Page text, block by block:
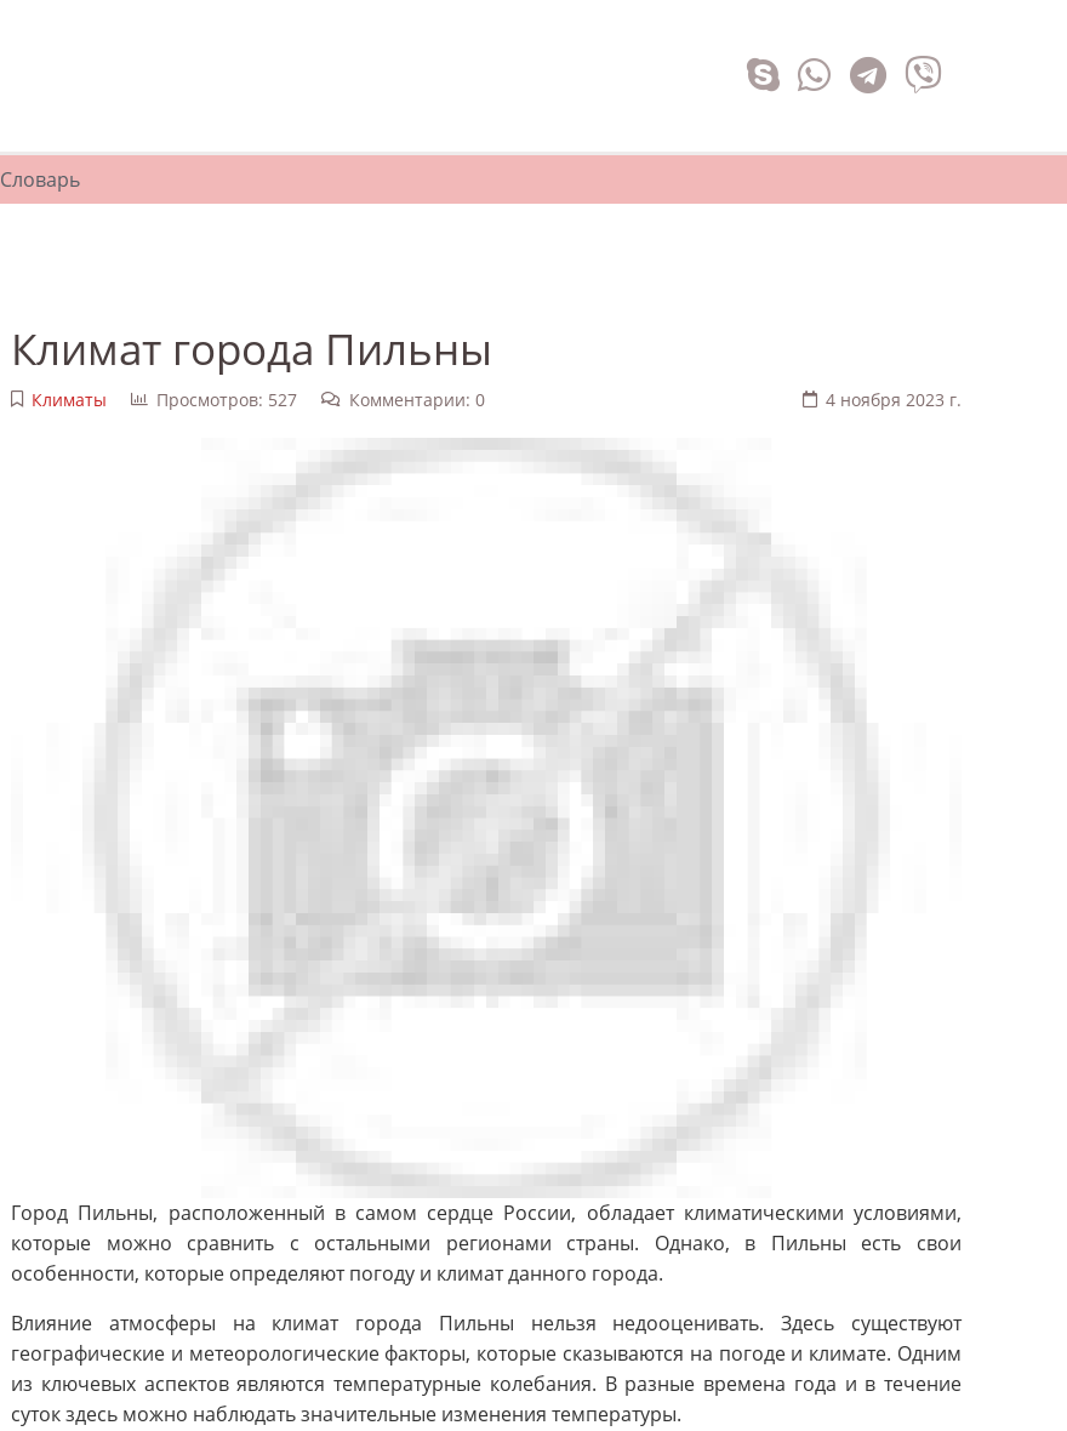
Словарь
Климат города Пильны
Климаты Просмотров: 527 Комментарии: 0 4 ноября 2023 г.
Город Пильны, расположенный в самом сердце России, обладает климатическими условиями,
которые можно сравнить с остальными регионами страны. Однако, в Пильны есть свои
особенности, которые определяют погоду и климат данного города.
Влияние атмосферы на климат города Пильны нельзя недооценивать. Здесь существуют
географические и метеорологические факторы, которые сказываются на погоде и климате. Одним
из ключевых аспектов являются температурные колебания. В разные времена года и в течение
суток здесь можно наблюдать значительные изменения температуры.